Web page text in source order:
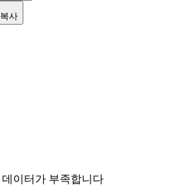
사
이터가 부족합니다